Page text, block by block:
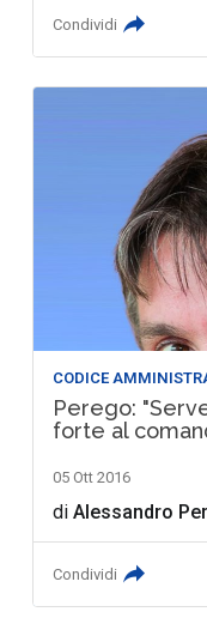
Condividi
CODICE
Perego:
forte al
05 Ott 2016
diAlessandro
Condividi